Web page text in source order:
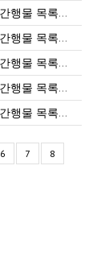
2021년 06월말 현재, 아이쿱협동조합연구소 간행물 목록입니다.
2021년 05월말 현재, 아이쿱협동조합연구소 간행물 목록입니다.
2021년 04월말 현재, 아이쿱협동조합연구소 간행물 목록입니다.
2021년 03월말 현재, 아이쿱협동조합연구소 간행물 목록입니다.
2021년 02월말 현재, 아이쿱협동조합연구소 간행물 목록입니다.
6 7 8